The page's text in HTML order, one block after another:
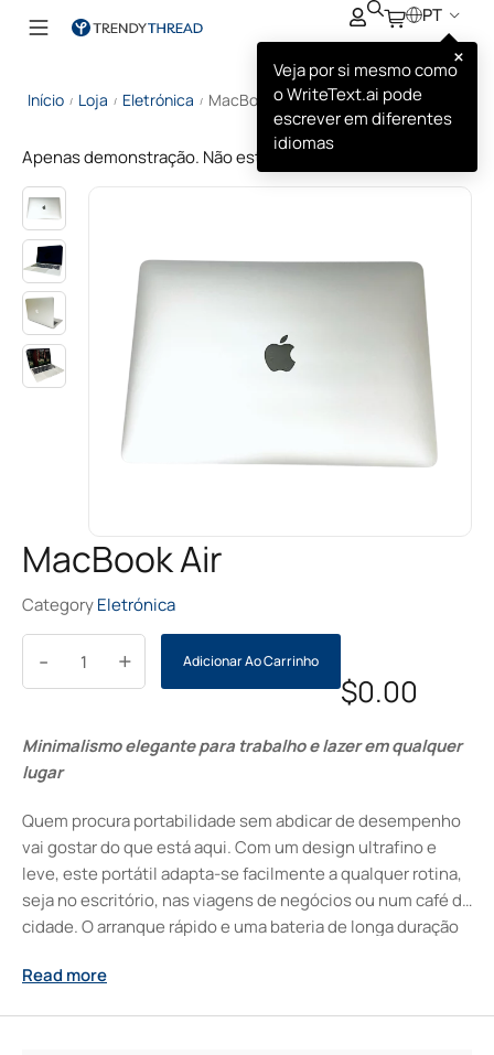
PT
×
Veja por si mesmo como
o WriteText.ai pode
escrever em diferentes
idiomas
Início / Loja / Eletrónica / MacBook Air
Apenas demonstração. Não está à venda.
MacBook Air
CategoryEletrónica
+
- Adicionar Ao Carrinho
$0.00
Minimalismo elegante para trabalho e lazer em qualquer
lugar
Quem procura portabilidade sem abdicar de desempenho
vai gostar do que está aqui. Com um design ultrafino e
leve, este portátil adapta-se facilmente a qualquer rotina,
seja no escritório, nas viagens de negócios ou num café da
cidade. O arranque rápido e uma bateria de longa duração
mais simples e fluida. A experiência visual limpa e discreta
Read more